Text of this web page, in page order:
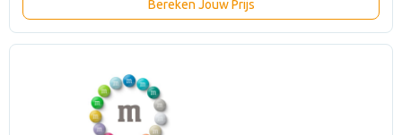
Bereken Jouw Prijs